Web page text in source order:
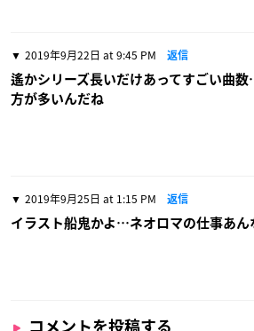
2019年9月22日 at 9:45 PM 返信
遙かシリーズ長いだけあってすごい曲
方が多いんだね
2019年9月25日 at 1:15 PM 返信
イラスト船鬼かよ…ネオロマの仕事あん
コメントを投稿する